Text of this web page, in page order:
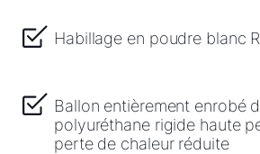
Habillage en poudre blanc
Ballon entièrement enrobé
polyuréthane rigide haute
perte de chaleur réduite
Administration des ventes